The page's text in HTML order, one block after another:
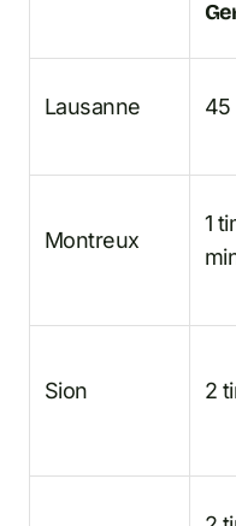
Lausanne 45
Montreux
1
Sion 2